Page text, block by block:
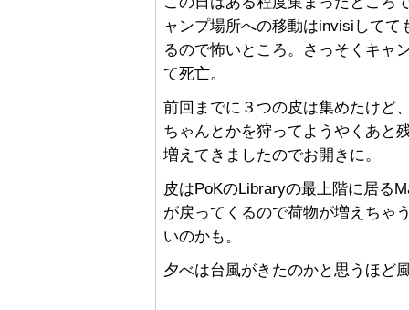
ャンプ場所への移動はinvisiしてて
るので怖いところ。さっそくキャ
て死亡。
前回までに３つの皮は集めたけど
ちゃんとかを狩ってようやくあと
増えてきましたのでお開きに。
皮はPoKのLibraryの最上階に居る
が戻ってくるので荷物が増えちゃ
いのかも。
夕べは台風がきたのかと思うほど